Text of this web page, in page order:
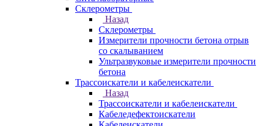
Склерометры
Назад
Склерометры
Измерители прочности бетона отрыв
со скалыванием
Ультразвуковые измерители прочности
бетона
Трассоискатели и кабелеискатели
Назад
Трассоискатели и кабелеискатели
Кабеледефектоискатели